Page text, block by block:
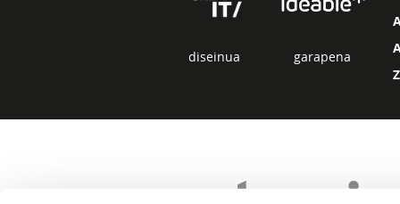
diseinua garapena